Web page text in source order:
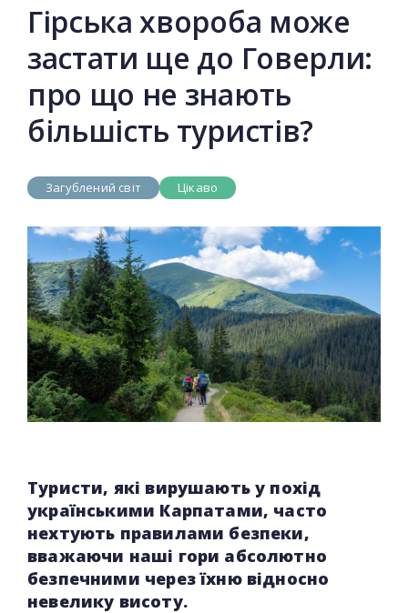
Гірська хвороба може
застати ще до Говерли:
про що не знають
більшість туристів?
Загублений світ Цікаво
Туристи, які вирушають у похід
українськими Карпатами, часто
нехтують правилами безпеки,
вважаючи наші гори абсолютно
безпечними через їхню відносно
невелику висоту.